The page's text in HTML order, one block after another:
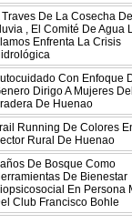
Traves De La Cosecha
, El Comité De Agua
Enfrenta La Crisis
Con Enfoque
Dirigo A Mujeres
De Huenao
Running De Colores
Rural De Huenao
De Bosque Como
De Bienestar
En Persona
Club Francisco Bohle